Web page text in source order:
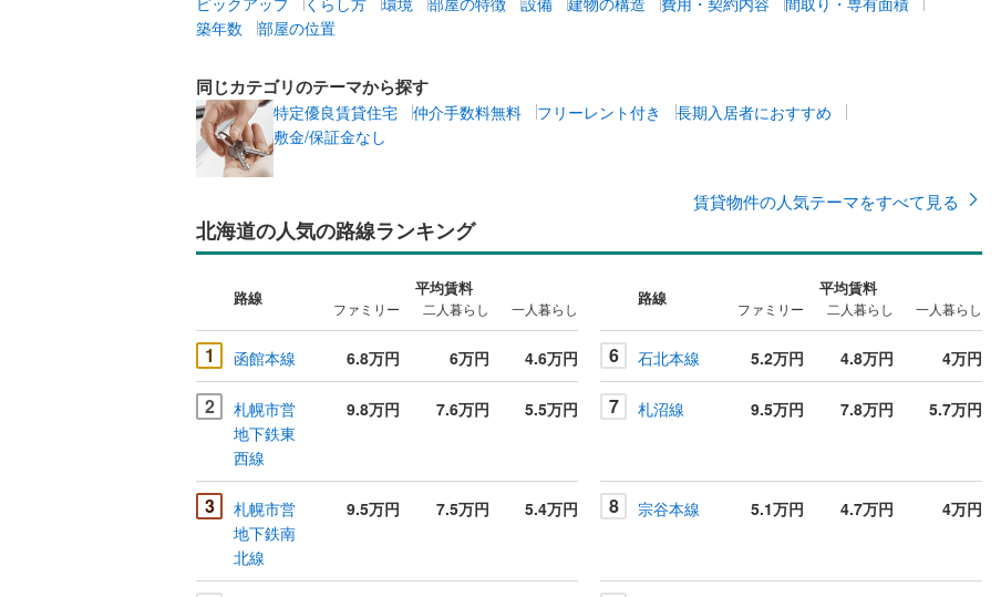
築年数
部屋の位置
同じカテゴリのテーマから探す
特定優良賃貸住宅 仲介手数料無料 フリーレント付き
長期入居者におすすめ
敷金/保証金なし
賃貸物件の人気テーマをすべて見る
北海道の人気の路線ランキング
路線 平均賃料
ファミリー 二人暮らし 一人暮らし
路線 平均賃料
ファミリー 二人暮らし 一人暮らし
1 函館本線 6.8万円 6万円 4.6万円
2
札幌市営
地下鉄東
西線
9.8万円 7.6万円 5.5万円
3
札幌市営
地下鉄南
北線
9.5万円 7.5万円 5.4万円
6 石北本線 5.2万円 4.8万円 4万円
7 札沼線 9.5万円 7.8万円 5.7万円
8 宗谷本線 5.1万円 4.7万円 4万円